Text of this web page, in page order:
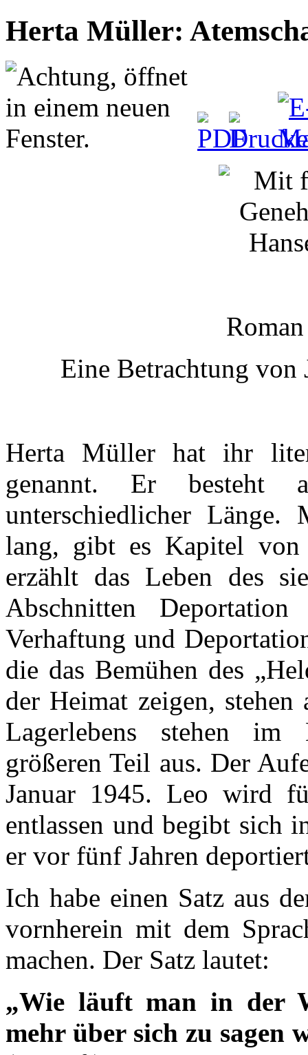
Herta Müller:
Eine Betrachtung von
Herta Müller hat ihr
genannt. Er besteht
unterschiedlicher Länge.
lang, gibt es Kapitel von
erzählt das Leben des
Abschnitten
Verhaftung und
die das Bemühen des
der Heimat zeigen,
Lagerlebens stehen
größeren Teil aus. Der
Januar 1945. Leo wird
entlassen und begibt sich
er vor fünf Jahren
Ich habe einen Satz aus
vornherein mit dem
machen. Der Satz lautet:
„Wie läuft man in der
mehr über sich zu sagen